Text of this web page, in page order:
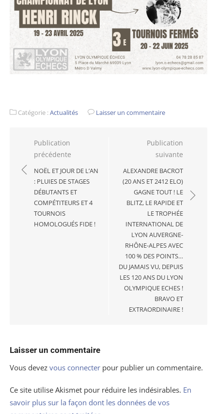
Catégorie :Actualités Laisser un commentaire
Navigation
l’article
Publication
précédente
NOËL ET JOUR DE L’AN
: PLUIES DE STAGES
DÉBUTANTS ET
COMPÉTITEURS ET 4
TOURNOIS
HOMOLOGUÉS FIDE !
Publication
suivante
ALEXANDRE BACROT
(20 ANS ET 2412 ELO)
GAGNE TOUT ! LE
BLITZ, LE RAPIDE ET
LE TROPHÉE
INTERNATIONAL DE
LYON AUVERGNE-
RHÔNE-ALPES AVEC
100 % DES POINTS…
DU JAMAIS VU, DEPUIS
LES 120 ANS DU LYON
OLYMPIQUE ECHES !
BRAVO ET
EXTRAORDINAIRE !
Laisser un commentaire
Vous devez vous connecter pour publier un commentaire.
Ce site utilise Akismet pour réduire les indésirables. En
savoir plus sur la façon dont les données de vos